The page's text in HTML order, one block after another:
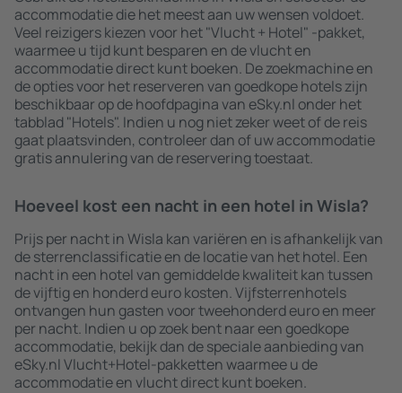
accommodatie die het meest aan uw wensen voldoet.
Veel reizigers kiezen voor het "Vlucht + Hotel" -pakket,
waarmee u tijd kunt besparen en de vlucht en
accommodatie direct kunt boeken. De zoekmachine en
de opties voor het reserveren van goedkope hotels zijn
beschikbaar op de hoofdpagina van eSky.nl onder het
tabblad "Hotels". Indien u nog niet zeker weet of de reis
gaat plaatsvinden, controleer dan of uw accommodatie
gratis annulering van de reservering toestaat.
Hoeveel kost een nacht in een hotel in Wisla?
Prijs per nacht in Wisla kan variëren en is afhankelijk van
de sterrenclassificatie en de locatie van het hotel. Een
nacht in een hotel van gemiddelde kwaliteit kan tussen
de vijftig en honderd euro kosten. Vijfsterrenhotels
ontvangen hun gasten voor tweehonderd euro en meer
per nacht. Indien u op zoek bent naar een goedkope
accommodatie, bekijk dan de speciale aanbieding van
eSky.nl Vlucht+Hotel-pakketten waarmee u de
accommodatie en vlucht direct kunt boeken.